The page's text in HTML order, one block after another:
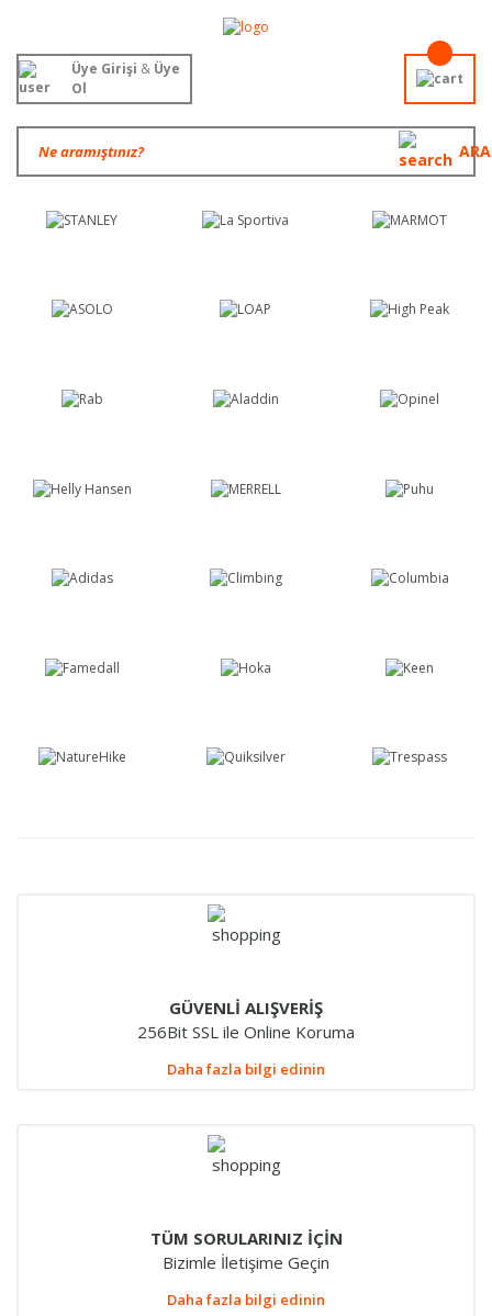
ARA
Üye Girişi &Üye
Ol
GÜVENLİ ALIŞVERİŞ
256Bit SSL ile Online Koruma
Daha fazla bilgi edinin
TÜM SORULARINIZ İÇİN
Bizimle İletişime Geçin
Daha fazla bilgi edinin